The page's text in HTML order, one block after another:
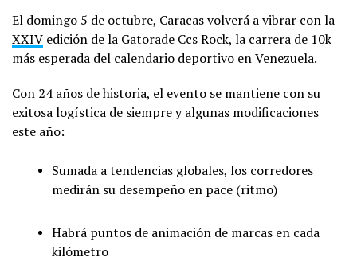
El domingo 5 de octubre, Caracas volverá a vibrar con la
XXIV edición de la Gatorade Ccs Rock, la carrera de 10k
más esperada del calendario deportivo en Venezuela.
Con 24 años de historia, el evento se mantiene con su
exitosa logística de siempre y algunas modificaciones
este año:
Sumada a tendencias globales, los corredores
medirán su desempeño en pace (ritmo)
Habrá puntos de animación de marcas en cada
kilómetro